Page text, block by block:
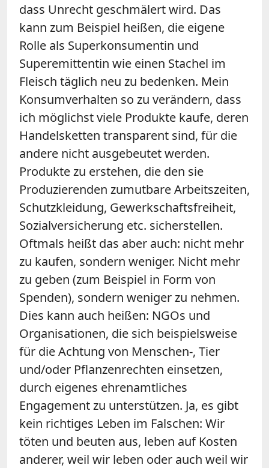
dass Unrecht geschmälert wird. Das
kann zum Beispiel heißen, die eigene
Rolle als Superkonsumentin und
Superemittentin wie einen Stachel im
Fleisch täglich neu zu bedenken. Mein
Konsumverhalten so zu verändern, dass
ich möglichst viele Produkte kaufe, deren
Handelsketten transparent sind, für die
andere nicht ausgebeutet werden.
Produkte zu erstehen, die den sie
Produzierenden zumutbare Arbeitszeiten,
Schutzkleidung, Gewerkschaftsfreiheit,
Sozialversicherung etc. sicherstellen.
Oftmals heißt das aber auch: nicht mehr
zu kaufen, sondern weniger. Nicht mehr
zu geben (zum Beispiel in Form von
Spenden), sondern weniger zu nehmen.
Dies kann auch heißen: NGOs und
Organisationen, die sich beispielsweise
für die Achtung von Menschen-, Tier
und/oder Pflanzenrechten einsetzen,
durch eigenes ehrenamtliches
Engagement zu unterstützen. Ja, es gibt
kein richtiges Leben im Falschen: Wir
töten und beuten aus, leben auf Kosten
anderer, weil wir leben oder auch weil wir